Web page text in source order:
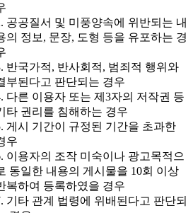
공공질서 및 미풍양속에 위반되는 내
의 정보, 문장, 도형 등을 유포하는 경
반국가적, 반사회적, 범죄적 행위와
부된다고 판단되는 경우
다른 이용자 또는 제3자의 저작권 등
타 권리를 침해하는 경우
게시 기간이 규정된 기간을 초과한
우
이용자의 조작 미숙이나 광고목적으
동일한 내용의 게시물을 10회 이상
복하여 등록하였을 경우
기타 관계 법령에 위배된다고 판단되